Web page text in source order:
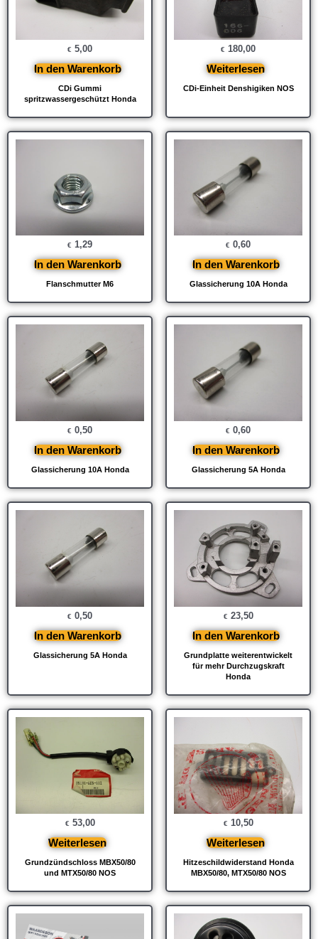
CDi Gummi
spritzwassergeschützt Honda
€ 5,00
In den Warenkorb
CDi-Einheit Denshigiken NOS
€ 180,00
Weiterlesen
Flanschmutter M6
€ 1,29
In den Warenkorb
Glassicherung 10A Honda
€ 0,60
In den Warenkorb
Glassicherung 10A Honda
€ 0,50
In den Warenkorb
Glassicherung 5A Honda
€ 0,60
In den Warenkorb
Glassicherung 5A Honda
€ 0,50
In den Warenkorb
Grundplatte weiterentwickelt
für mehr Durchzugskraft
Honda
€ 23,50
In den Warenkorb
Grundzündschloss MBX50/80
und MTX50/80 NOS
€ 53,00
Weiterlesen
Hitzeschildwiderstand Honda
MBX50/80, MTX50/80 NOS
€ 10,50
Weiterlesen